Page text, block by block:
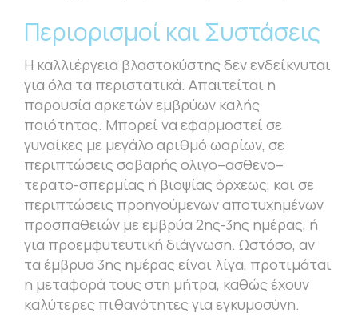
Περιορισμοί και Συστάσεις
Η καλλιέργεια βλαστοκύστης δεν ενδείκνυται
για όλα τα περιστατικά. Απαιτείται η
παρουσία αρκετών εμβρύων καλής
ποιότητας. Μπορεί να εφαρμοστεί σε
γυναίκες με μεγάλο αριθμό ωαρίων, σε
περιπτώσεις σοβαρής ολιγο–ασθενο–
τερατο-σπερμίας ή βιοψίας όρχεως, και σε
περιπτώσεις προηγούμενων αποτυχημένων
προσπαθειών με εμβρύα 2ης-3ης ημέρας, ή
για προεμφυτευτική διάγνωση. Ωστόσο, αν
τα έμβρυα 3ης ημέρας είναι λίγα, προτιμάται
η μεταφορά τους στη μήτρα, καθώς έχουν
καλύτερες πιθανότητες για εγκυμοσύνη.